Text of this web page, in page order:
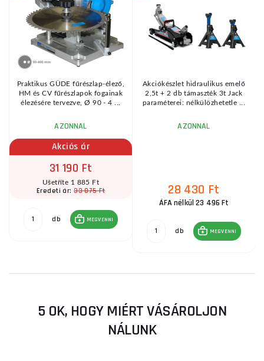
Praktikus GÜDE fűrészlap-élező,
HM és CV fűrészlapok fogainak
élezésére tervezve, Ø 90 - 4 ...
AZONNAL
Akciós ár
31 190 Ft
Ušetříte 1 885 Ft
Eredeti ár:33 075 Ft
db MEGVENNI
Akciókészlet hidraulikus emelő
2,5t + 2 db támaszték 3t Jack
paraméterei: nélkülözhetetle ...
AZONNAL
28 430 Ft
ÁFA nélkül 23 496 Ft
db MEGVENNI
5 OK, HOGY MIÉRT VÁSÁROLJON
NÁLUNK